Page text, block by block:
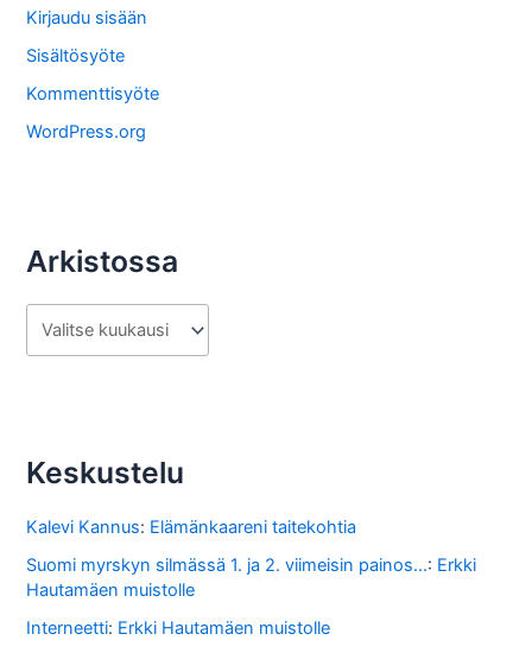
o
s
t
a
Kirjaudu sisään
Sisältösyöte
Kommenttisyöte
WordPress.org
Arkistossa
r
s
o
s
s
a
Keskustelu
Kalevi Kannus: Elämänkaareni taitekohtia
Suomi myrskyn silmässä 1. ja 2. viimeisin painos...: Erkki
Hautamäen muistolle
Interneetti: Erkki Hautamäen muistolle